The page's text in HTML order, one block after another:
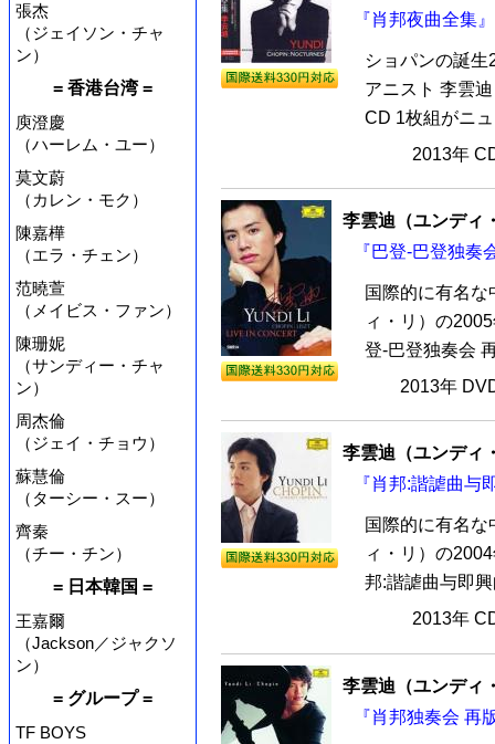
張杰
（ジェイソン・チャ
ン）
= 香港台湾 =
庾澄慶
（ハーレム・ユー）
莫文蔚
（カレン・モク）
陳嘉樺
（エラ・チェン）
范曉萱
（メイビス・ファン）
陳珊妮
（サンディー・チャ
ン）
周杰倫
（ジェイ・チョウ）
蘇慧倫
（ターシー・スー）
齊秦
（チー・チン）
= 日本韓国 =
王嘉爾
（Jackson／ジャクソ
ン）
= グループ =
TF BOYS
『肖邦夜曲全集
ショパンの誕
アニスト 李雲
CD 1枚組がニ
2013年
李雲迪（ユンディ
『巴登-巴登独奏
国際的に有名
ィ・リ）の
登-巴登独奏会
2013年
李雲迪（ユンディ
『肖邦:諧謔曲与
国際的に有名
ィ・リ）の
邦:諧謔曲与即
2013年
李雲迪（ユンディ
『肖邦独奏会 再